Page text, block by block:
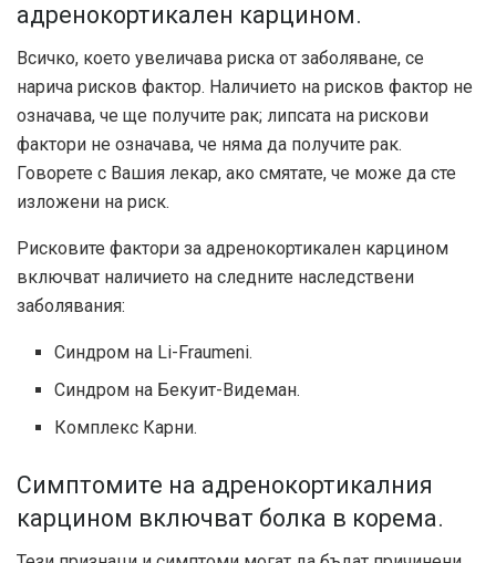
адренокортикален карцином.
Всичко, което увеличава риска от заболяване, се
нарича рисков фактор. Наличието на рисков фактор не
означава, че ще получите рак; липсата на рискови
фактори не означава, че няма да получите рак.
Говорете с Вашия лекар, ако смятате, че може да сте
изложени на риск.
Рисковите фактори за адренокортикален карцином
включват наличието на следните наследствени
заболявания:
Синдром на Li-Fraumeni.
Синдром на Бекуит-Видеман.
Комплекс Карни.
Симптомите на адренокортикалния
карцином включват болка в корема.